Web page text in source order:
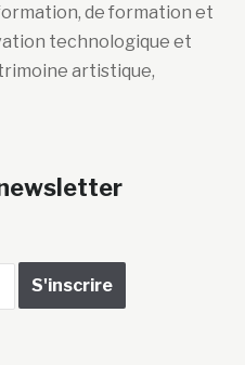
de formation et
technologique et
artistique,